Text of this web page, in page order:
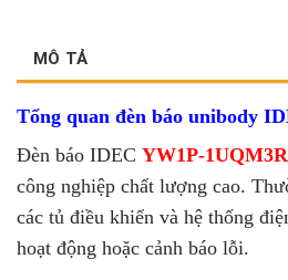
MÔ TẢ
Tổng quan đèn báo unibody
Đèn báo IDEC YW1P-1UQM3R
công nghiệp chất lượng cao.
các tủ điều khiển và hệ thống
hoạt động hoặc cảnh báo lỗi.